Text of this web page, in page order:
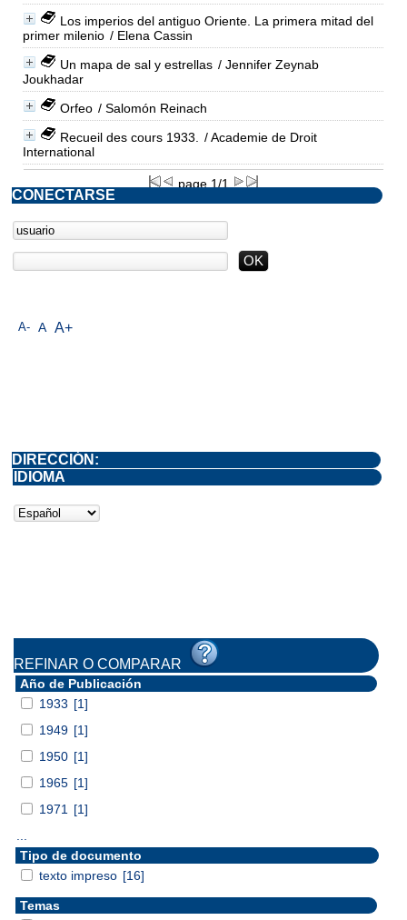
Los imperios del antiguo Oriente. La primera mitad del
primer milenio / Elena Cassin
Un mapa de sal y estrellas / Jennifer Zeynab
Joukhadar
Orfeo / Salomón Reinach
Recueil des cours 1933.
/ Academie de Droit
International
page 1/1
A- A A+
CONECTARSE
DIRECCIÓN:
IDIOMA
REFINAR O COMPARAR
Año de Publicación
1933 [1]
1949 [1]
1950 [1]
1965 [1]
1971
[1]
Tipo de documento
texto impreso [16]
Temas